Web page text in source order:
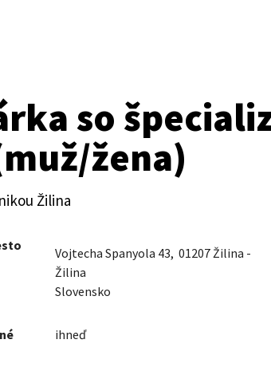
so
žena)
Žilina
Vojtecha Spanyola 43, 01207 Žilina -
Žilina
Slovensko
ihneď